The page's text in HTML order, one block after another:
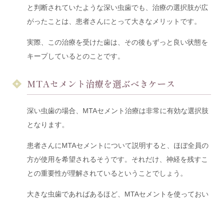
と判断されていたような深い虫歯でも、治療の選択肢が広
がったことは、患者さんにとって大きなメリットです。
実際、この治療を受けた歯は、その後もずっと良い状態を
キープしているとのことです。
MTAセメント治療を選ぶべきケース
深い虫歯の場合、MTAセメント治療は非常に有効な選択肢
となります。
患者さんにMTAセメントについて説明すると、ほぼ全員の
方が使用を希望されるそうです。それだけ、神経を残すこ
との重要性が理解されているということでしょう。
大きな虫歯であればあるほど、MTAセメントを使っておい